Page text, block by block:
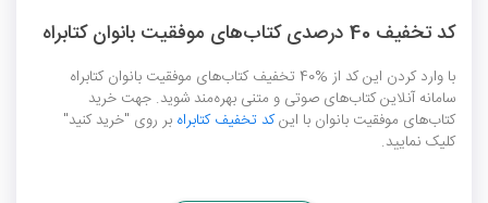
کد تخفیف 40 درصدی کتاب‌های موفقیت بانوان کتابراه
با وارد کردن این کد از %40 تخفیف کتاب‌های موفقیت بانوان کتابراه
سامانه آنلاین کتاب‌های صوتی و متنی بهره‌مند شوید. جهت خرید
کتاب‌های موفقیت بانوان با اینکد تخفیف کتابراه بر روی "خرید کنید"
کلیک نمایید.